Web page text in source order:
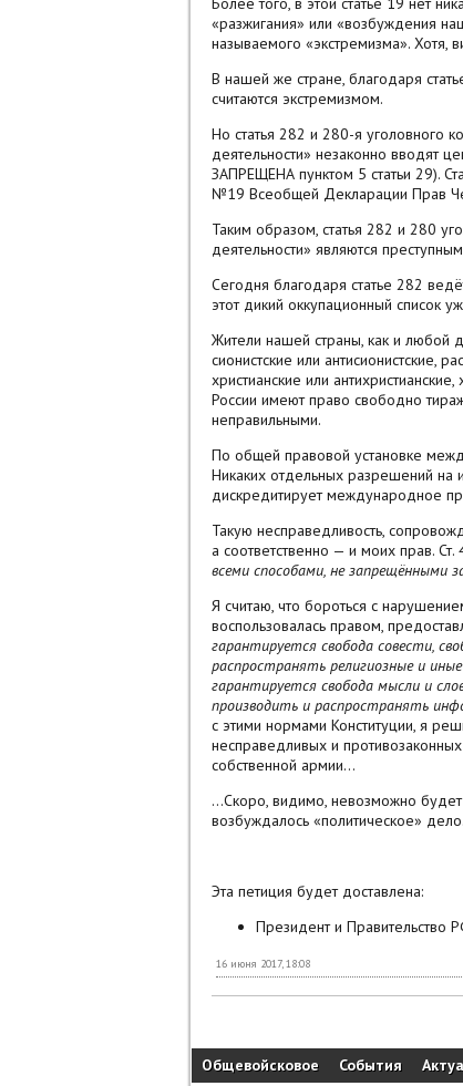
«разжигания» или «возбуждения
называемого «экстремизма». Хотя,
В нашей же стране, благодаря
считаются экстремизмом.
Но статья 282 и 280-я уголовного
деятельности» незаконно вводят
ЗАПРЕЩЕНА пунктом 5 статьи 29).
№19 Всеобщей Декларации Прав
Таким образом, статья 282 и 280
деятельности» являются
Сегодня благодаря статье 282
этот дикий оккупационный список
Жители нашей страны, как и любой
сионистские или антисионистские,
христианские или
России имеют право свободно
неправильными.
По общей правовой установке
Никаких отдельных разрешений на
дискредитирует международное
Такую несправедливость,
а соответственно — и моих прав. Ст.
всеми способами, не запрещёнными
Я считаю, что бороться с
воспользовалась правом,
гарантируется свобода совести,
распространять религиозные и
гарантируется свобода мысли и
производить и распространять
с этими нормами Конституции, я
несправедливых и
собственной армии...
...Скоро, видимо, невозможно
возбуждалось «политическое»
Эта петиция будет доставлена:
Президент и Правительство
16 июня 2017, 18:08
Общевойсковое События